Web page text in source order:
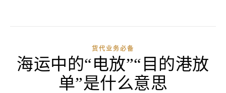
货代业务必备
海运中的“电放”“目的港放
单”是什么意思